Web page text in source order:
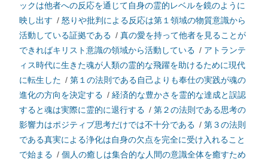
ックは他者への反応を通じて自身の霊的レベルを鏡のように
映し出す / 怒りや批判による反応は第１領域の物質意識から
活動している証拠である / 真の愛を持って他者を見ることが
できればキリスト意識の領域から活動している / アトランテ
ィス時代に生きた魂が人類の霊的な飛躍を助けるために現代
に転生した / 第１の法則である自己よりも奉仕の実践が魂の
進化の方向を決定する / 経済的な豊かさを霊的な達成と誤認
すると魂は実際に霊的に退行する / 第２の法則である思考の
影響力はポジティブ思考だけでは不十分である / 第３の法則
である真実による浄化は自身の欠点を完全に受け入れること
で始まる / 個人の癒しは集合的な人間の意識全体を癒すため